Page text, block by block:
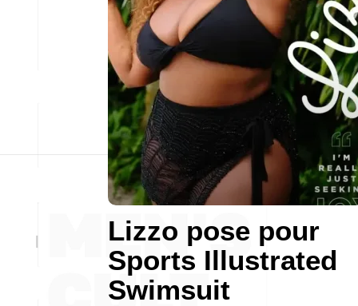
Lizzo pose pour
Sports Illustrated
Swimsuit